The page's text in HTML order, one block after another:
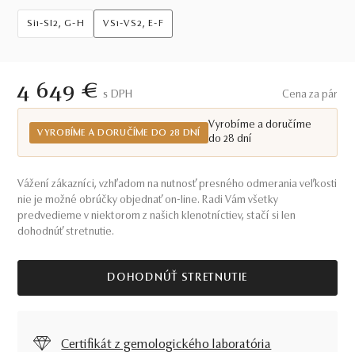
Si1-SI2, G-H VS1-VS2, E-F
4 649 € S DPH Cena za pár
VYROBÍME A DORUČÍME DO 28 DNÍ
Vyrobíme a doručíme
do 28 dní
Vážení zákazníci, vzhľadom na nutnosť presného odmerania veľkosti
nie je možné obrúčky objednať on-line. Radi Vám všetky
predvedieme v niektorom z našich klenotníctiev, stačí si len
dohodnúť stretnutie.
DOHODNÚŤ STRETNUTIE
Certifikát z gemologického laboratória